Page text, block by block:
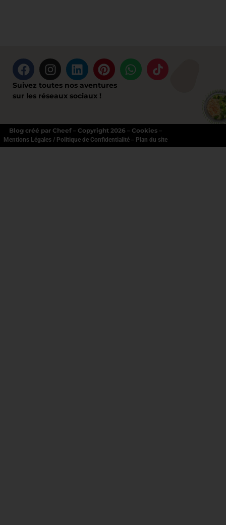
Suivez toutes nos aventures
sur les réseaux sociaux !
Blog créé par Cheef – Copyright 2026 – Cookies –
Mentions Légales / Politique de Confidentialité– Plan du site